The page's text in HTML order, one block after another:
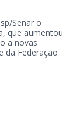
Senar o
que aumentou
a novas
da Federação